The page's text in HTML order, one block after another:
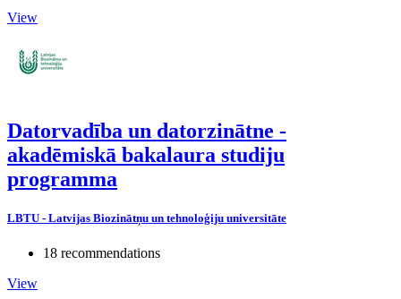
View
Datorvadība un datorzinātne -
akadēmiskā bakalaura studiju
programma
LBTU - Latvijas Biozinātņu un tehnoloģiju universitāte
18 recommendations
View